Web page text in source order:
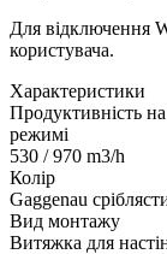
Для відключення
користувача.
Xарактеристики
Продуктивність
режимі
530 / 970 m3/h
Колір
Gaggenau
Вид монтажу
Витяжка для